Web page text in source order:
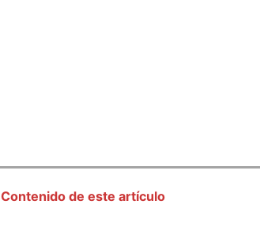
Contenido de este artículo